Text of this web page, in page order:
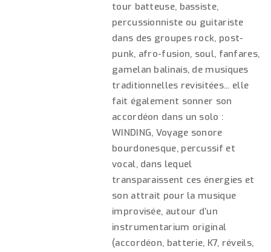
tour batteuse, bassiste,
percussionniste ou guitariste
dans des groupes rock, post-
punk, afro-fusion, soul, fanfares,
gamelan balinais, de musiques
traditionnelles revisitées... elle
fait également sonner son
accordéon dans un solo :
WINDING, Voyage sonore
bourdonesque, percussif et
vocal, dans lequel
transparaissent ces énergies et
son attrait pour la musique
improvisée, autour d’un
instrumentarium original
(accordéon, batterie, K7, réveils,